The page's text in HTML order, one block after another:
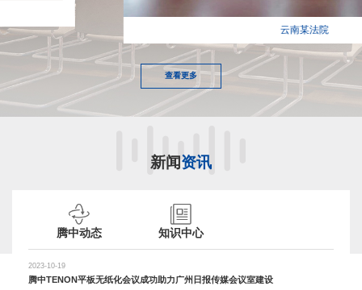
查看更多
新闻 资讯
腾中动态 知识中心
2023-10-19
腾中TENON平板无纸化会议成功助力广州日报传媒会议室建设